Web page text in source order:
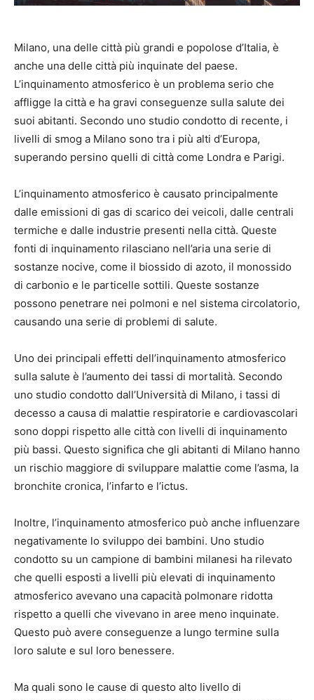
Milano, una delle città più grandi e popolose d’Italia, è
anche una delle città più inquinate del paese.
L’inquinamento atmosferico è un problema serio che
affligge la città e ha gravi conseguenze sulla salute dei
suoi abitanti. Secondo uno studio condotto di recente, i
livelli di smog a Milano sono tra i più alti d’Europa,
superando persino quelli di città come Londra e Parigi.
L’inquinamento atmosferico è causato principalmente
dalle emissioni di gas di scarico dei veicoli, dalle centrali
termiche e dalle industrie presenti nella città. Queste
fonti di inquinamento rilasciano nell’aria una serie di
sostanze nocive, come il biossido di azoto, il monossido
di carbonio e le particelle sottili. Queste sostanze
possono penetrare nei polmoni e nel sistema circolatorio,
causando una serie di problemi di salute.
Uno dei principali effetti dell’inquinamento atmosferico
sulla salute è l’aumento dei tassi di mortalità. Secondo
uno studio condotto dall’Università di Milano, i tassi di
decesso a causa di malattie respiratorie e cardiovascolari
sono doppi rispetto alle città con livelli di inquinamento
più bassi. Questo significa che gli abitanti di Milano hanno
un rischio maggiore di sviluppare malattie come l’asma, la
bronchite cronica, l’infarto e l’ictus.
Inoltre, l’inquinamento atmosferico può anche influenzare
negativamente lo sviluppo dei bambini. Uno studio
condotto su un campione di bambini milanesi ha rilevato
che quelli esposti a livelli più elevati di inquinamento
atmosferico avevano una capacità polmonare ridotta
rispetto a quelli che vivevano in aree meno inquinate.
Questo può avere conseguenze a lungo termine sulla
loro salute e sul loro benessere.
Ma quali sono le cause di questo alto livello di